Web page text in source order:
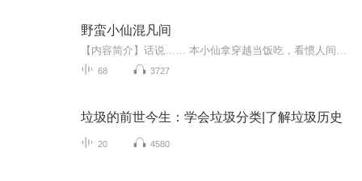
野蛮小仙混凡间
68 3727
垃圾的前世今生：学会垃圾分类|了解垃圾历史
20 4580